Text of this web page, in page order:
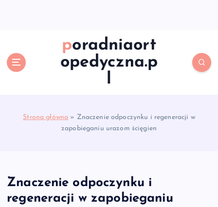
poradniaort
opedyczna.p
l
Strona główna » Znaczenie odpoczynku i regeneracji w
zapobieganiu urazom ścięgien
Znaczenie odpoczynku i
regeneracji w zapobieganiu